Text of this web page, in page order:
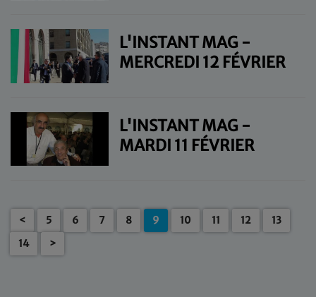
L'INSTANT MAG -
MERCREDI 12 FÉVRIER
L'INSTANT MAG -
MARDI 11 FÉVRIER
< 5 6 7 8 9 10 11 12
13
14
>